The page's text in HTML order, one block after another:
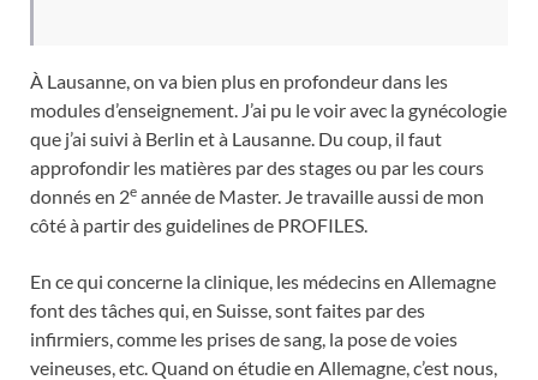
À Lausanne, on va bien plus en profondeur dans les
modules d’enseignement. J’ai pu le voir avec la gynécologie
que j’ai suivi à Berlin et à Lausanne. Du coup, il faut
approfondir les matières par des stages ou par les cours
donnés en 2e année de Master. Je travaille aussi de mon
côté à partir des guidelines de PROFILES.
En ce qui concerne la clinique, les médecins en Allemagne
font des tâches qui, en Suisse, sont faites par des
infirmiers, comme les prises de sang, la pose de voies
veineuses, etc. Quand on étudie en Allemagne, c’est nous,